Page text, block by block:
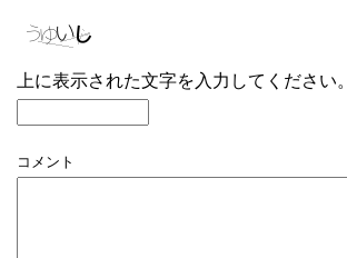
上に表示された文字を入力してください。
コメント